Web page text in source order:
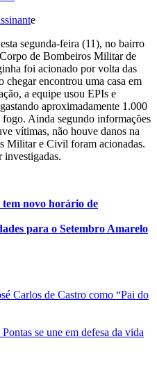
e
segunda-feira (11), no bairro
de Bombeiros Militar de
foi acionado por volta das
chegar encontrou uma casa em
a equipe usou EPIs e
aproximadamente 1.000
Ainda segundo informações
vítimas, não houve danos na
Militar e Civil foram acionadas.
investigadas.
novo horário de
para o Setembro Amarelo
Carlos de Castro como “Pai do
se une em defesa da vida